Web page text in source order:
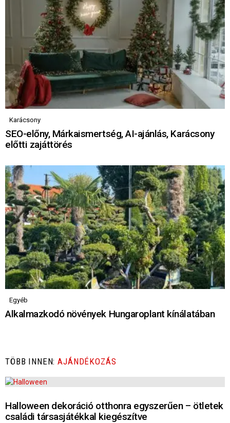
Karácsony
SEO-előny, Márkaismertség, AI-ajánlás, Karácsony
előtti zajáttörés
Egyéb
Alkalmazkodó növények Hungaroplant kínálatában
TÖBB INNEN:AJÁNDÉKOZÁS
Halloween dekoráció otthonra egyszerűen – ötletek
családi társasjátékkal kiegészítve